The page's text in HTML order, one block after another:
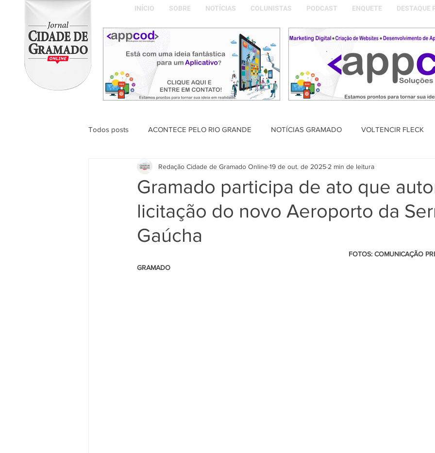
INÍCIO SOBRE NOTÍCIAS COLUNISTAS PODCAST ENQUETE DESTAQUE
Todos posts ACONTECE PELO RIO GRANDE NOTÍCIAS GRAMADO VOLTENCIR FLECK
ABDON BARRETTO FILHO SAÚDE PODCAST DESTAQUE POLÍTICO
Naíla Gonçalves Dalavia
Gramado participa de ato que
licitação do novo Aeroporto da
Gaúcha
Redação Cidade de Gramado Online19 de out. de 2025 2 min de leitura
GRAMADO